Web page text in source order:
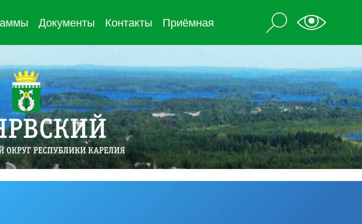
Документы Контакты Приёмная